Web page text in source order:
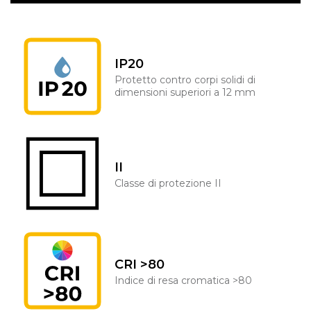
IP20
Protetto contro corpi solidi di
dimensioni superiori a 12 mm
II
Classe di protezione II
CRI >80
Indice di resa cromatica >80